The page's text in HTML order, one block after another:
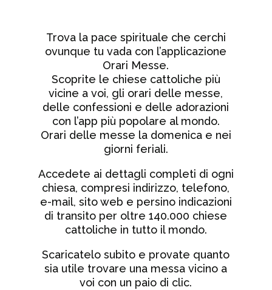
Trova la pace spirituale che cerchi
ovunque tu vada con l’applicazione
Orari Messe.
Scoprite le chiese cattoliche più
vicine a voi, gli orari delle messe,
delle confessioni e delle adorazioni
con l’app più popolare al mondo.
Orari delle messe la domenica e nei
giorni feriali.
Accedete ai dettagli completi di ogni
chiesa, compresi indirizzo, telefono,
e-mail, sito web e persino indicazioni
di transito per oltre 140.000 chiese
cattoliche in tutto il mondo.
Scaricatelo subito e provate quanto
sia utile trovare una messa vicino a
voi con un paio di clic.